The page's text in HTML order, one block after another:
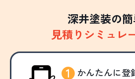
深井塗装の簡
見積りシミュレ
かんたんに登